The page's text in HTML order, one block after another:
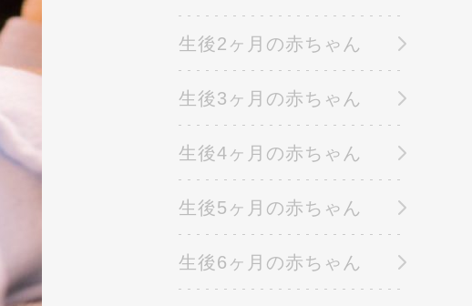
生後2ヶ月の赤ちゃん
生後3ヶ月の赤ちゃん
生後4ヶ月の赤ちゃん
生後5ヶ月の赤ちゃん
生後6ヶ月の赤ちゃん